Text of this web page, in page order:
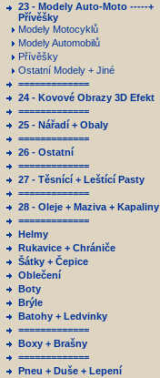
23 - Modely Auto-Moto -----+
Přívěšky
Modely Motocyklů
Modely Automobilů
Přívěšky
Ostatní Modely + Jiné
=============
24 - Kovové Obrazy 3D Efekt
=============
25 - Nářadí + Obaly
=============
26 - Ostatní
=============
27 - Těsnící + Leštící Pasty
=============
28 - Oleje + Maziva + Kapaliny
=============
Helmy
Rukavice + Chrániče
Šátky + Čepice
Oblečení
Boty
Brýle
Batohy + Ledvinky
=============
Boxy + Brašny
=============
Pneu + Duše + Lepení